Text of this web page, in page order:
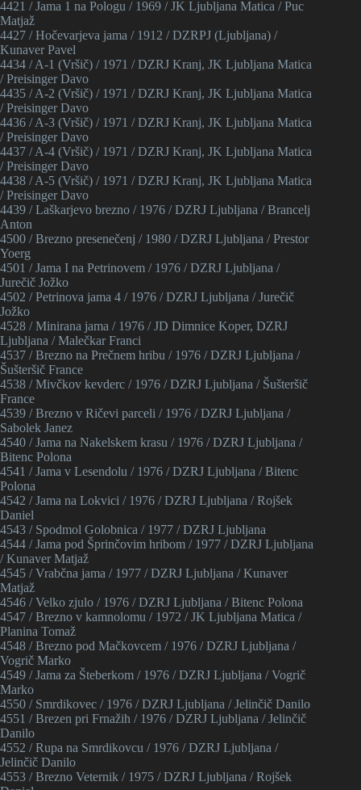
4421 / Jama 1 na Pologu / 1969 / JK Ljubljana Matica / Puc
Matjaž
4427 / Hočevarjeva jama / 1912 / DZRPJ (Ljubljana) /
Kunaver Pavel
4434 / A-1 (Vršič) / 1971 / DZRJ Kranj, JK Ljubljana Matica
/ Preisinger Davo
4435 / A-2 (Vršič) / 1971 / DZRJ Kranj, JK Ljubljana Matica
/ Preisinger Davo
4436 / A-3 (Vršič) / 1971 / DZRJ Kranj, JK Ljubljana Matica
/ Preisinger Davo
4437 / A-4 (Vršič) / 1971 / DZRJ Kranj, JK Ljubljana Matica
/ Preisinger Davo
4438 / A-5 (Vršič) / 1971 / DZRJ Kranj, JK Ljubljana Matica
/ Preisinger Davo
4439 / Laškarjevo brezno / 1976 / DZRJ Ljubljana / Brancelj
Anton
4500 / Brezno presenečenj / 1980 / DZRJ Ljubljana / Prestor
Yoerg
4501 / Jama I na Petrinovem / 1976 / DZRJ Ljubljana /
Jurečič Jožko
4502 / Petrinova jama 4 / 1976 / DZRJ Ljubljana / Jurečič
Jožko
4528 / Minirana jama / 1976 / JD Dimnice Koper, DZRJ
Ljubljana / Malečkar Franci
4537 / Brezno na Prečnem hribu / 1976 / DZRJ Ljubljana /
Šušteršič France
4538 / Mivčkov kevderc / 1976 / DZRJ Ljubljana / Šušteršič
France
4539 / Brezno v Ričevi parceli / 1976 / DZRJ Ljubljana /
Sabolek Janez
4540 / Jama na Nakelskem krasu / 1976 / DZRJ Ljubljana /
Bitenc Polona
4541 / Jama v Lesendolu / 1976 / DZRJ Ljubljana / Bitenc
Polona
4542 / Jama na Lokvici / 1976 / DZRJ Ljubljana / Rojšek
Daniel
4543 / Spodmol Golobnica / 1977 / DZRJ Ljubljana
4544 / Jama pod Šprinčovim hribom / 1977 / DZRJ Ljubljana
/ Kunaver Matjaž
4545 / Vrabčna jama / 1977 / DZRJ Ljubljana / Kunaver
Matjaž
4546 / Velko zjulo / 1976 / DZRJ Ljubljana / Bitenc Polona
4547 / Brezno v kamnolomu / 1972 / JK Ljubljana Matica /
Planina Tomaž
4548 / Brezno pod Mačkovcem / 1976 / DZRJ Ljubljana /
Vogrič Marko
4549 / Jama za Šteberkom / 1976 / DZRJ Ljubljana / Vogrič
Marko
4550 / Smrdikovec / 1976 / DZRJ Ljubljana / Jelinčič Danilo
4551 / Brezen pri Frnažih / 1976 / DZRJ Ljubljana / Jelinčič
Danilo
4552 / Rupa na Smrdikovcu / 1976 / DZRJ Ljubljana /
Jelinčič Danilo
4553 / Brezno Veternik / 1975 / DZRJ Ljubljana / Rojšek